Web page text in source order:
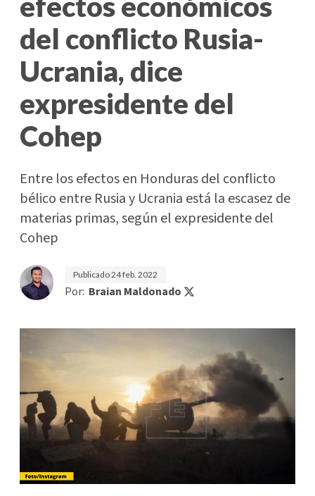
del conflicto Rusia-
Ucrania, dice
expresidente del
Cohep
Entre los efectos en Honduras del conflicto
bélico entre Rusia y Ucrania está la escasez de
materias primas, según el expresidente del
Cohep
Publicado24 feb. 2022
Por: Braian Maldonado